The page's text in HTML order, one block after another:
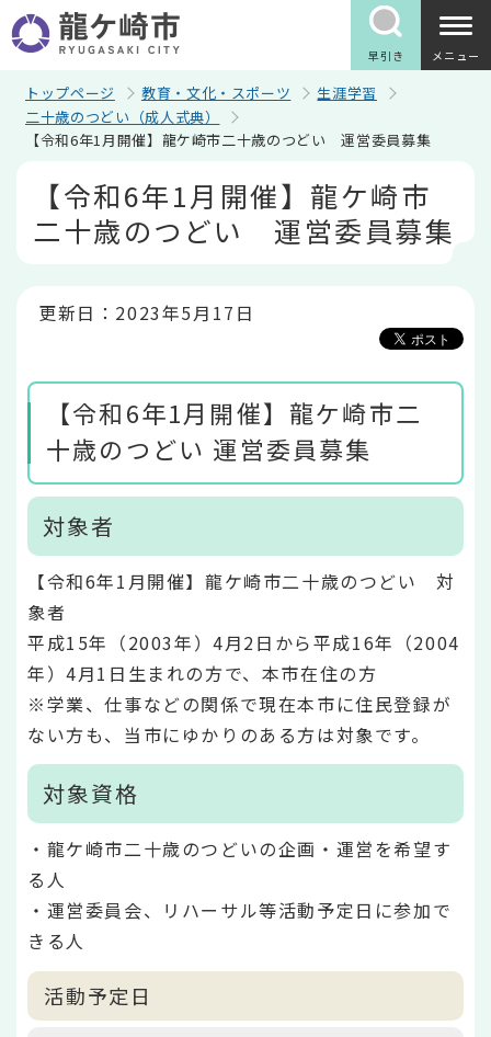
の
ペ
早引き メニュー
トップページ 教育・文化・スポーツ
生涯学習
二十歳のつどい（成人式典）
【令和6年1月開催】龍ケ崎市二十歳のつどい 運営委員募集
【令和6年1月開催】龍ケ崎市
二十歳のつどい 運営委員募集
更新日：2023年5月17日
【令和6年1月開催】龍ケ崎市二
十歳のつどい 運営委員募集
対象者
【令和6年1月開催】龍ケ崎市二十歳のつどい 対
象者
平成15年（2003年）4月2日から平成16年（2004
年）4月1日生まれの方で、本市在住の方
※学業、仕事などの関係で現在本市に住民登録が
ない方も、当市にゆかりのある方は対象です。
対象資格
・龍ケ崎市二十歳のつどいの企画・運営を希望す
る人
・運営委員会、リハーサル等活動予定日に参加で
きる人
活動予定日